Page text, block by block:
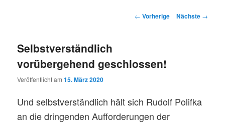
Artikelnavigation
← Vorherige Nächste →
Selbstverständlich
vorübergehend geschlossen!
Veröffentlicht am15. März 2020
Und selbstverständlich hält sich Rudolf Polifka
an die dringenden Aufforderungen der